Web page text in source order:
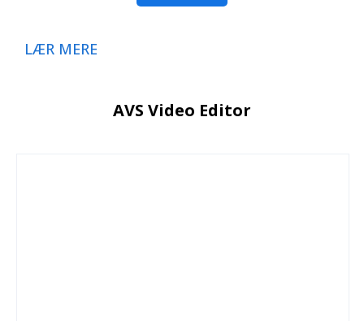
LÆR MERE
AVS Video Editor